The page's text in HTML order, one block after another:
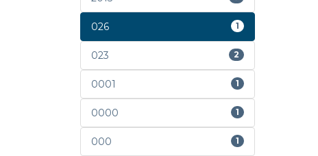
026 1
023 2
0001 1
0000 1
000 1